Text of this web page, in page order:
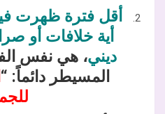
أقل فترة ظهرت
أية خلافات أو
ديني، هي نفس
المسيطر دائماً: “